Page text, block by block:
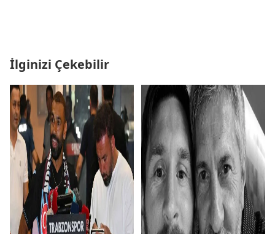
İlginizi Çekebilir